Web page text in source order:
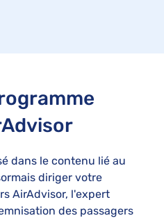
dans le contenu lié au
diriger votre
AirAdvisor, l'expert
des passagers